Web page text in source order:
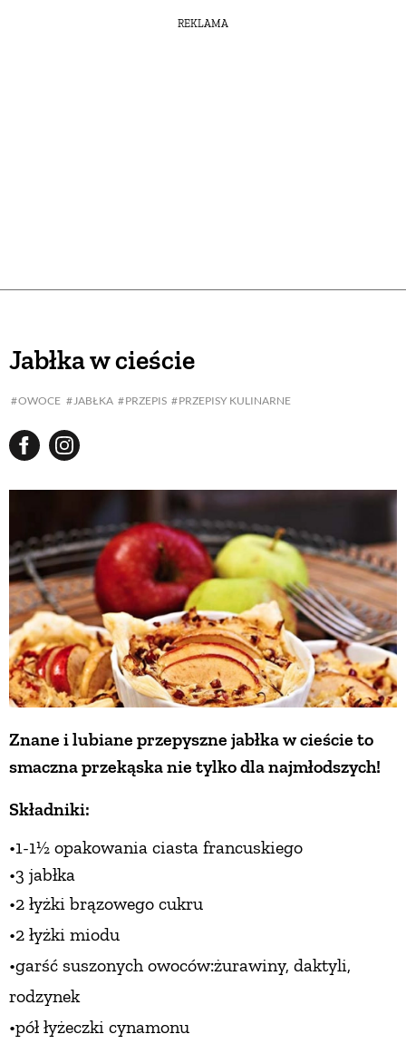
REKLAMA
Jabłka w cieście
OWOCE JABŁKA PRZEPIS PRZEPISY KULINARNE
Znane i lubiane przepyszne jabłka w cieście to
smaczna przekąska nie tylko dla najmłodszych!
Składniki:
•1-1½ opakowania ciasta francuskiego
•3 jabłka
•2 łyżki brązowego cukru
•2 łyżki miodu
•garść suszonych owoców:żurawiny, daktyli,
rodzynek
•pół łyżeczki cynamonu